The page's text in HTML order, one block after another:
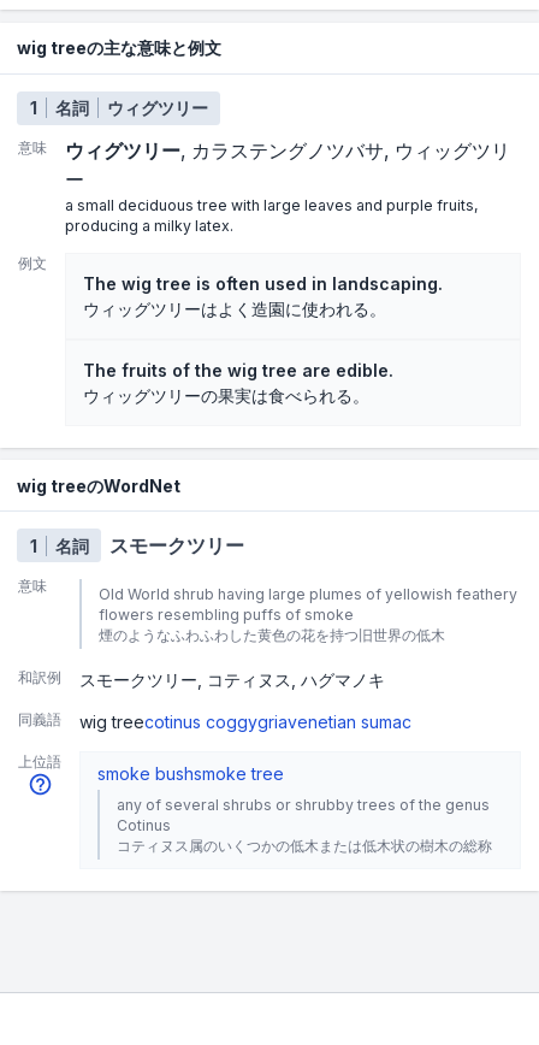
wig treeの主な意味と例文
1 名詞 ウィグツリー
意味 ウィグツリー カラステングノツバサ
ウィッグツリ
ー
a small deciduous tree with large leaves and purple fruits,
producing a milky latex.
例文
The wig tree is often used in landscaping.
ウィッグツリーはよく造園に使われる。
The fruits of the wig tree are edible.
ウィッグツリーの果実は食べられる。
wig treeのWordNet
1 名詞 スモークツリー
意味
Old World shrub having large plumes of yellowish feathery
flowers resembling puffs of smoke
煙のようなふわふわした黄色の花を持つ旧世界の低木
和訳例 スモークツリー コティヌス ハグマノキ
同義語 wig treecotinus coggygriavenetian sumac
上位語
smoke bushsmoke tree
any of several shrubs or shrubby trees of the genus
Cotinus
コティヌス属のいくつかの低木または低木状の樹木の総称